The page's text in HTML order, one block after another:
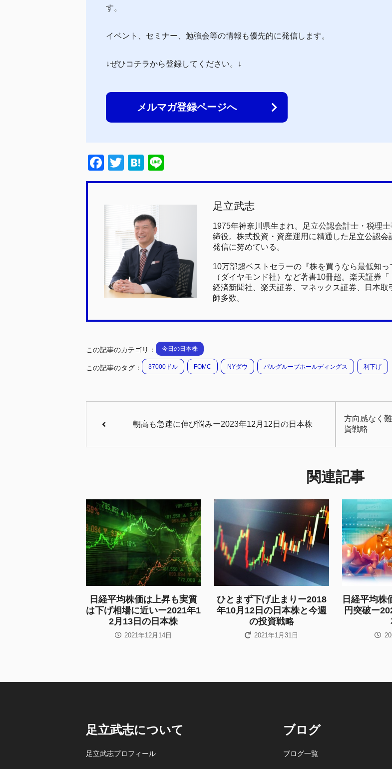
す。
イベント、セミナー、勉強会等の情報も優先的に発信します。
↓ぜひコチラから登録してください。↓
メルマガ登録ページへ
F
a
e
b
o
o
k
T
wi
H
at
n
a
n
足立武志
1975年神奈川県生まれ。足立公認会計士・税理
締役。株式投資・資産運用に精通した足立公認
発信に努めている。
10万部超ベストセラーの『株を買うなら最低知
（ダイヤモンド社）など著書10冊超。楽天証券
経済新聞社、楽天証券、マネックス証券、日本
師多数。
この記事のカテゴリ： 今日の日本株
この記事のタグ： 37000ドル FOMC NYダウ パルグループホールディングス 利下げ
朝高も急速に伸び悩みー2023年12月12日の日本株
方向感なく
資戦略
関連記事
日経平均株価は上昇も実質
は下げ相場に近いー2021年1
2月13日の日本株
2021年12月14日
ひとまず下げ止まりー2018
年10月12日の日本株と今週
の投資戦略
2021年1月31日
日経平均株
円突破ー
足立武志について
足立武志プロフィール
ブログ
ブログ一覧